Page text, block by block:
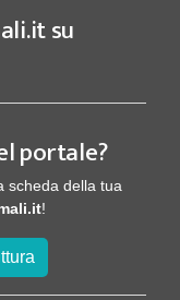
su
portale?
scheda della tua
!